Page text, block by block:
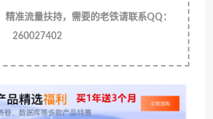
精准流量扶持，需要的老铁请联系QQ：
260027402